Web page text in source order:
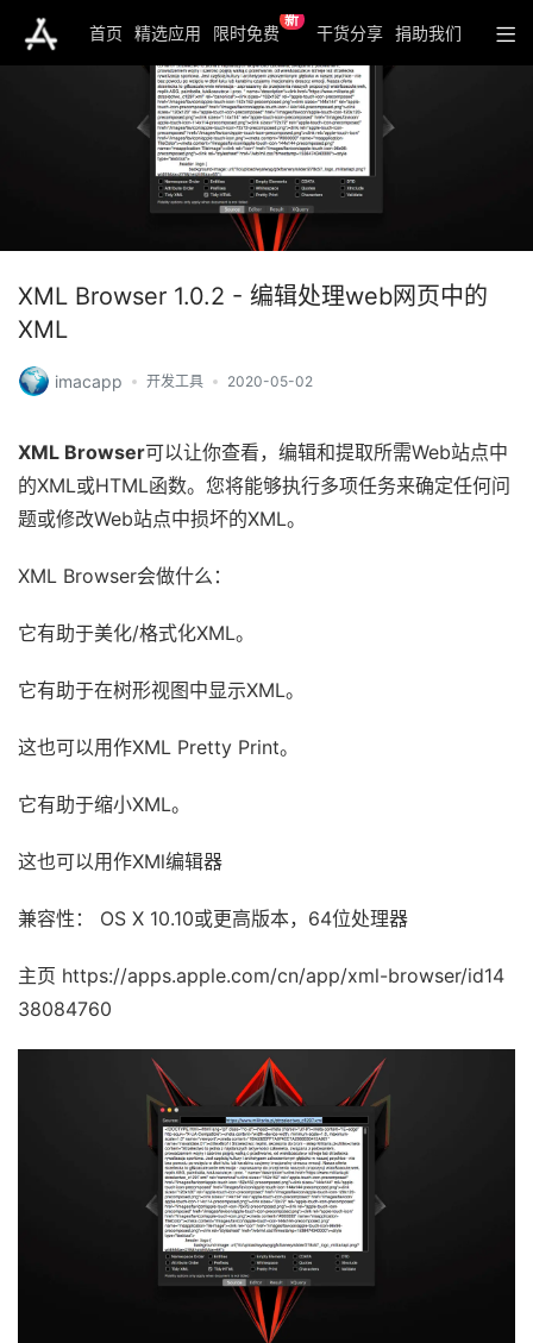
首页 精选应用 限时免费
新
干货分享 捐助我们
XML Browser 1.0.2 - 编辑处理web网页中的
XML
imacapp 开发工具 2020-05-02
XML Browser可以让你查看，编辑和提取所需Web站点中
的XML或HTML函数。您将能够执行多项任务来确定任何问
题或修改Web站点中损坏的XML。
XML Browser会做什么：
它有助于美化/格式化XML。
它有助于在树形视图中显示XML。
这也可以用作XML Pretty Print。
它有助于缩小XML。
这也可以用作XMl编辑器
兼容性： OS X 10.10或更高版本，64位处理器
主页 https://apps.apple.com/cn/app/xml-browser/id14
38084760